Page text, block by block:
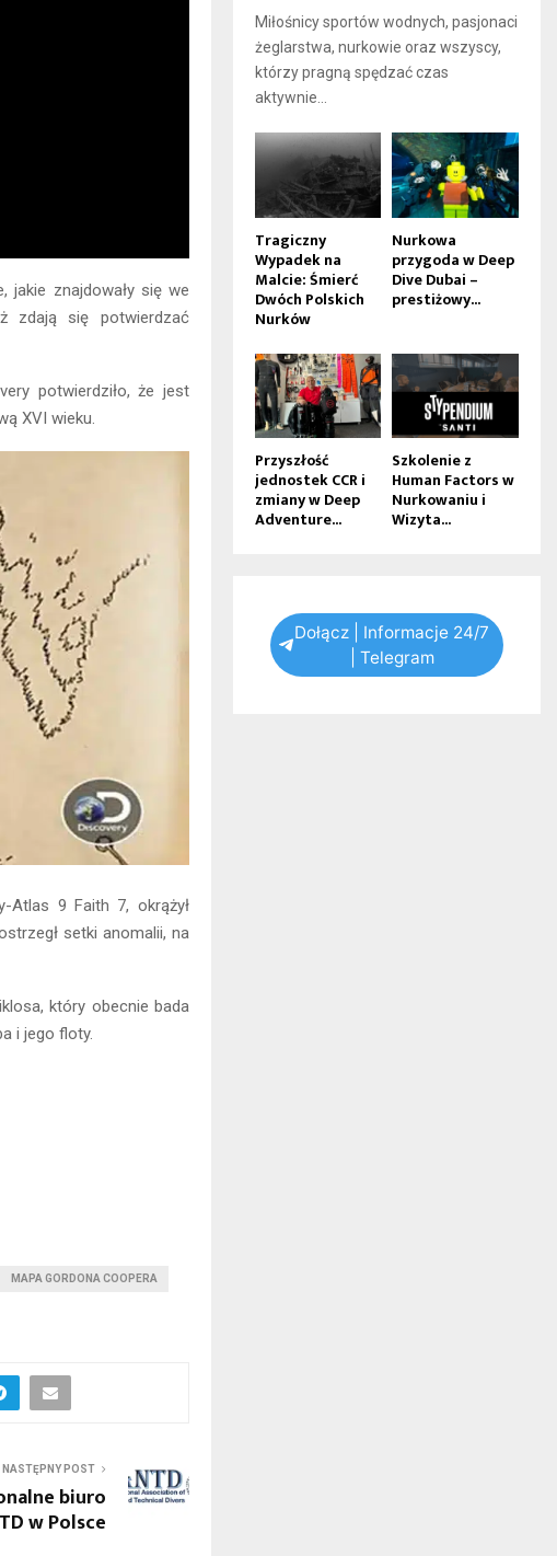
jakie znajdowały się we
zdają się potwierdzać
potwierdziło, że jest
XVI wieku.
Atlas 9 Faith 7, okrążył
setki anomalii, na
który obecnie bada
i jego floty.
MAPA GORDONA COOPERA
NASTĘPNY POST
biuro
w Polsce
Miłośnicy sportów wodnych, pasjonaci
żeglarstwa, nurkowie oraz wszyscy,
którzy pragną spędzać czas
aktywnie...
Tragiczny
Wypadek na
Malcie: Śmierć
Dwóch Polskich
Nurków
Nurkowa
przygoda w Deep
Dive Dubai –
prestiżowy...
Przyszłość
jednostek CCR i
zmiany w Deep
Adventure...
Szkolenie z
Human Factors w
Nurkowaniu i
Wizyta...
Dołącz | Informacje 24/7
| Telegram